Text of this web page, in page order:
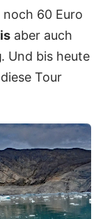
60 Euro
aber auch
. Und bis heute
Tour